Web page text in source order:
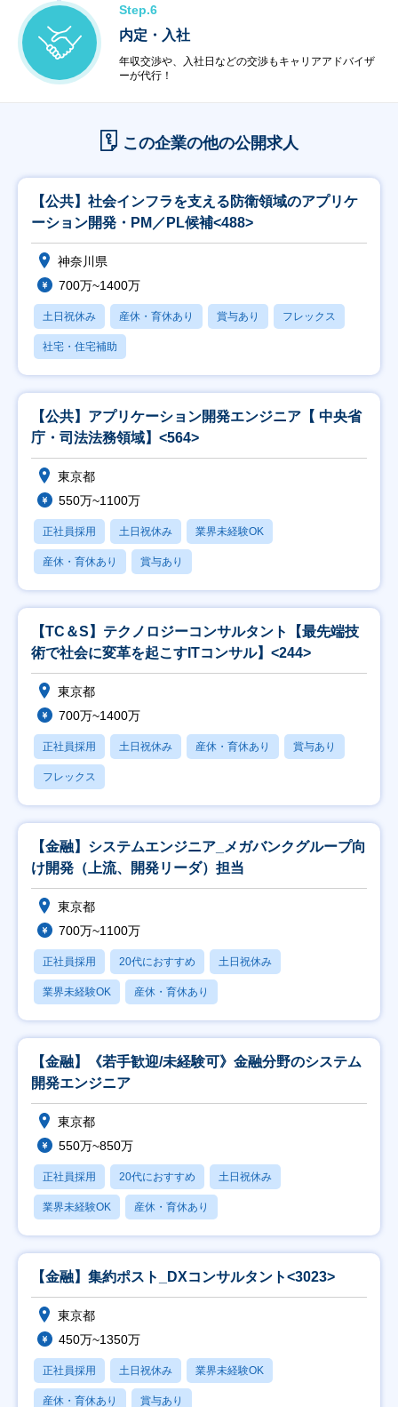
Step.6
内定・入社
年収交渉や、入社日などの交渉もキャリアアドバイザ
ーが代行！
この企業の他の公開求人
【公共】社会インフラを支える防衛領域のアプリケ
ーション開発・PM／PL候補<488>
神奈川県
700万~1400万
土日祝休み 産休・育休あり 賞与あり フレックス
社宅・住宅補助
【公共】アプリケーション開発エンジニア【 中央省
庁・司法法務領域】<564>
東京都
550万~1100万
正社員採用 土日祝休み 業界未経験OK
産休・育休あり 賞与あり
【TC＆S】テクノロジーコンサルタント【最先端技
術で社会に変革を起こすITコンサル】<244>
東京都
700万~1400万
正社員採用 土日祝休み 産休・育休あり 賞与あり
フレックス
【金融】システムエンジニア_メガバンクグループ向
け開発（上流、開発リーダ）担当
東京都
700万~1100万
正社員採用 20代におすすめ 土日祝休み
業界未経験OK 産休・育休あり
【金融】《若手歓迎/未経験可》金融分野のシステム
開発エンジニア
東京都
550万~850万
正社員採用 20代におすすめ 土日祝休み
業界未経験OK 産休・育休あり
【金融】集約ポスト_DXコンサルタント<3023>
東京都
450万~1350万
正社員採用 土日祝休み 業界未経験OK
産休・育休あり 賞与あり